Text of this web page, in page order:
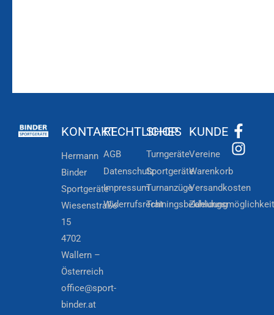
KONTAKT
Hermann
Binder
Sportgeräte
Wiesenstraße
15
4702
Wallern –
Österreich
office@sport-
binder.at
RECHTLICHES
AGB
Datenschutz
Impressum
Widerrufsrecht
SHOP
Turngeräte
Sportgeräte
Turnanzüge
Trainingsbekleidung
KUNDE
Vereine
Warenkorb
Versandkosten